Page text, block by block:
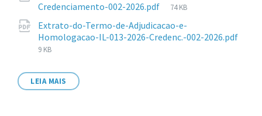
Credenciamento-002-2026.pdf
Tamanho
arquivo:
74 KB
Extrato-do-Termo-de-Adjudicacao-e-
Homologacao-IL-013-2026-Credenc.-002-2026.pdf
Tamanho
arquivo:
9 KB
LEIA MAIS